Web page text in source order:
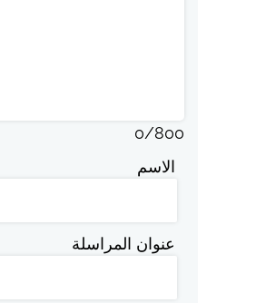
0/800
الاسم
عنوان المراسلة